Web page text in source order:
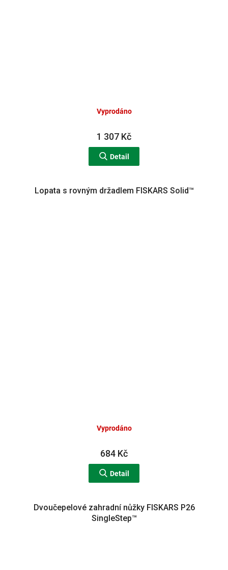
Vyprodáno
1 307 Kč
Detail
Lopata s rovným držadlem FISKARS Solid™
Vyprodáno
684 Kč
Detail
Dvoučepelové zahradní nůžky FISKARS P26
SingleStep™